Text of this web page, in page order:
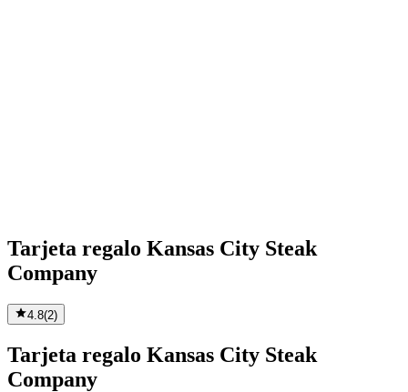
Tarjeta regalo Kansas City Steak
Company
4.8(2)
Tarjeta regalo Kansas City Steak
Company